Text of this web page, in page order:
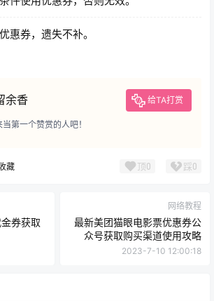
惠券，遗失不补。
余香 给TA打赏
第一个赞赏的人吧！
藏 顶0 踩0
券获取
网络教程
最新美团猫眼电影票优惠券公
众号获取购买渠道使用攻略
2023-7-10 12:00:18